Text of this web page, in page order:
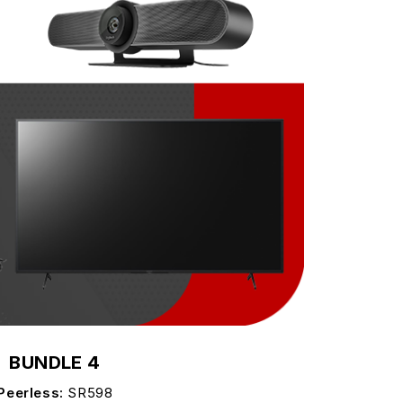
BUNDLE 4
SR598